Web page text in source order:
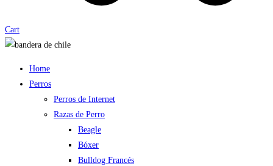
Cart
Home
Perros
Perros de Internet
Razas de Perro
Beagle
Bóxer
Bulldog Francés